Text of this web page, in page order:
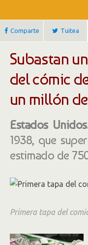
Comparte Tuitea
Subastan
del cómic
un millón
Estados
1938, que
estimado de
Primera tapa del